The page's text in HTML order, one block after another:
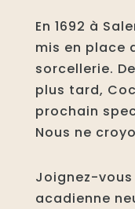
En 1692 à
mis en place
sorcellerie.
plus tard,
prochain
Nous ne
Joignez-
acadienne